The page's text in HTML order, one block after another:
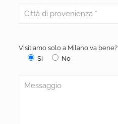
Visitiamo solo a Milano va bene?
Si
No